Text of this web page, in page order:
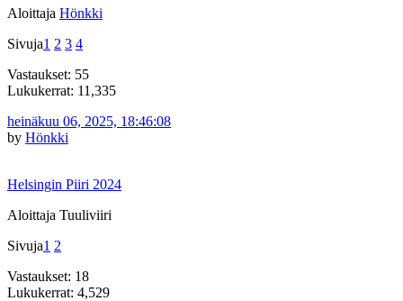
Aloittaja Hönkki
Sivuja1 2 3 4
Vastaukset: 55
Lukukerrat: 11,335
heinäkuu 06, 2025, 18:46:08
by Hönkki
Helsingin Piiri 2024
Aloittaja Tuuliviiri
Sivuja1 2
Vastaukset: 18
Lukukerrat: 4,529